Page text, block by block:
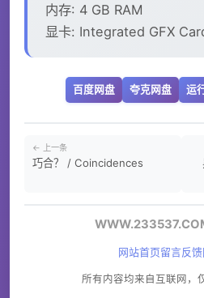
内存: 4 GB RAM
显卡: Integrated GFX
百度网盘 夸克网盘 运
← 上一条
巧合？ / Coincidences
网站首页留言反馈
所有内容均来自互联网，